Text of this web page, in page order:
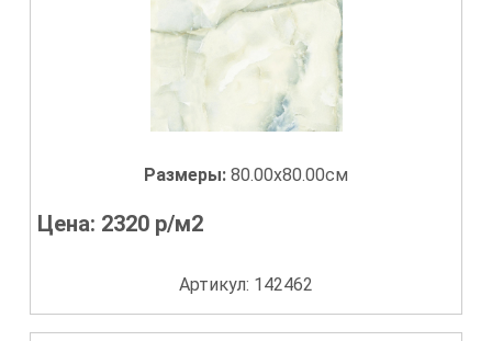
Размеры: 80.00x80.00см
Цена: 2320 р/м2
Артикул: 142462